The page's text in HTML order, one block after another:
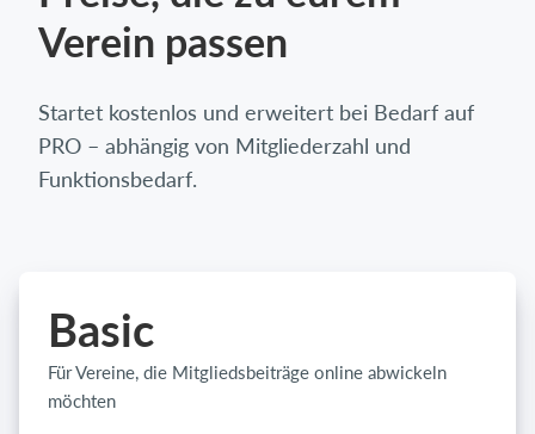
Verein passen
Startet kostenlos und erweitert bei Bedarf auf
PRO – abhängig von Mitgliederzahl und
Funktionsbedarf.
Basic
Für Vereine, die Mitgliedsbeiträge online abwickeln
möchten